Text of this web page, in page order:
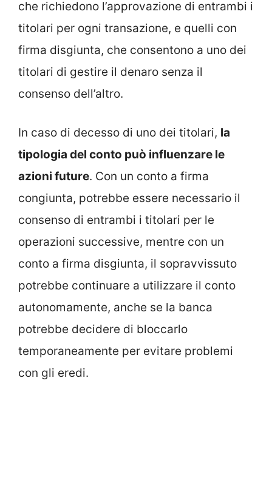
che richiedono l’approvazione di entrambi i
titolari per ogni transazione, e quelli con
firma disgiunta, che consentono a uno dei
titolari di gestire il denaro senza il
consenso dell’altro.
In caso di decesso di uno dei titolari, la
tipologia del conto può influenzare le
azioni future. Con un conto a firma
congiunta, potrebbe essere necessario il
consenso di entrambi i titolari per le
operazioni successive, mentre con un
conto a firma disgiunta, il sopravvissuto
potrebbe continuare a utilizzare il conto
autonomamente, anche se la banca
potrebbe decidere di bloccarlo
temporaneamente per evitare problemi
con gli eredi.